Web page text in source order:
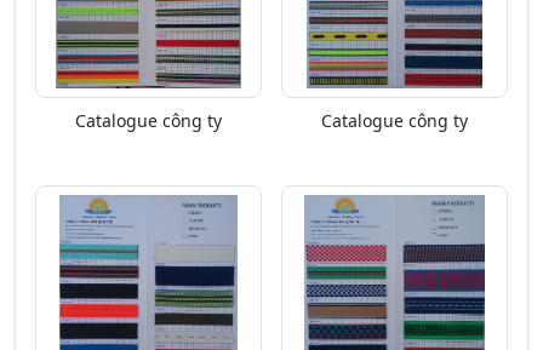
Catalogue công ty Catalogue công ty